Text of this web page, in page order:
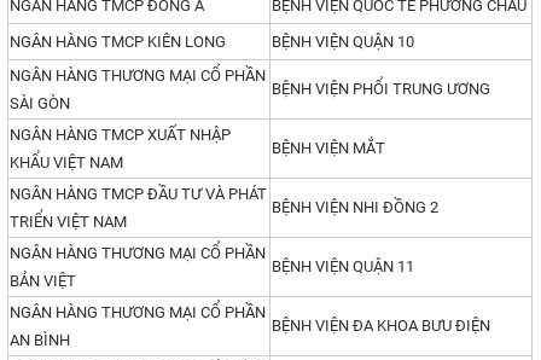
NGÂN HÀNG TMCP ĐÔNG Á
BỆNH VIỆN QUỐC TẾ PHƯƠNG CHÂU
NGÂN HÀNG TMCP KIÊN LONG
BỆNH VIỆN QUẬN 10
NGÂN HÀNG THƯƠNG MẠI CỔ PHẦN
SÀI GÒN
BỆNH VIỆN PHỔI TRUNG ƯƠNG
NGÂN HÀNG TMCP XUẤT NHẬP
KHẨU VIỆT NAM
BỆNH VIỆN MẮT
NGÂN HÀNG TMCP ĐẦU TƯ VÀ PHÁT
TRIỂN VIỆT NAM
BỆNH VIỆN NHI ĐỒNG 2
NGÂN HÀNG THƯƠNG MẠI CỔ PHẦN
BẢN VIỆT
BỆNH VIỆN QUẬN 11
NGÂN HÀNG THƯƠNG MẠI CỔ PHẦN
AN BÌNH
BỆNH VIỆN ĐA KHOA BƯU ĐIỆN